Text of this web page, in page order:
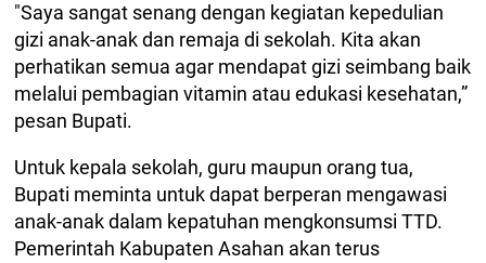
"Saya sangat senang dengan kegiatan kepedulian
gizi anak-anak dan remaja di sekolah. Kita akan
perhatikan semua agar mendapat gizi seimbang baik
melalui pembagian vitamin atau edukasi kesehatan,”
pesan Bupati.
Untuk kepala sekolah, guru maupun orang tua,
Bupati meminta untuk dapat berperan mengawasi
anak-anak dalam kepatuhan mengkonsumsi TTD.
Pemerintah Kabupaten Asahan akan terus